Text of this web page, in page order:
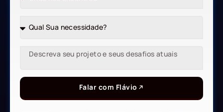
Falar com Flávio